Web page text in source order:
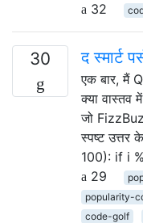
32
30 द स्मार्ट
एक बार, मैं
क्या वास्तव
जो
स्पष्ट उत्तर
100): if i
29
popularity-
code-golf